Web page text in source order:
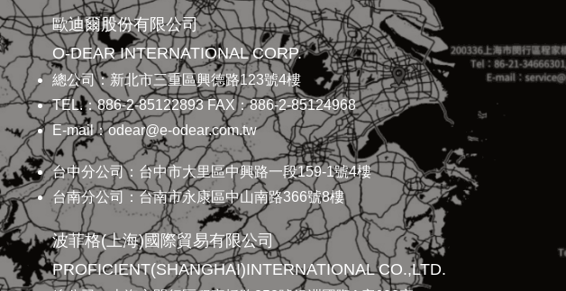
歐迪爾股份有限公司
O-DEAR INTERNATIONAL CORP.
總公司：新北市三重區興德路123號4樓
TEL.：886-2-85122893 FAX：886-2-85124968
E-mail：odear@e-odear.com.tw
台中分公司：台中市大里區中興路一段159-1號4樓
台南分公司：台南市永康區中山南路366號8樓
波菲格(上海)國際貿易有限公司
PROFICIENT(SHANGHAI)INTERNATIONAL CO.,LTD.